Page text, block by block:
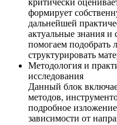
критически
формирует
дальнейшей
актуальные знания
помогаем подобрать
структурировать
Методология и
исследования
Данный блок
методов,
подробное
зависимости от